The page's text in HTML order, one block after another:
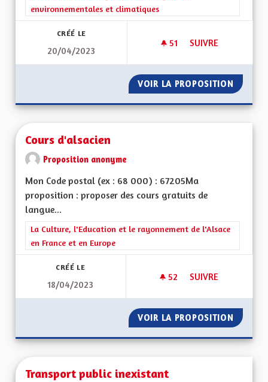
environnementales et climatiques
CRÉÉ LE
20/04/2023
51 51 ABONNÉS
SUIVRE
VOIR LA PROPOSITION
Cours d'alsacien
Proposition anonyme
Mon Code postal (ex : 68 000) : 67205Ma
proposition : proposer des cours gratuits de
langue...
Filtrer les résultats de la catégorie : La Culture, l'Education et
La Culture, l'Education et le rayonnement de l'Alsace
en France et en Europe
CRÉÉ LE
18/04/2023
52 52 ABONNÉS
SUIVRE
VOIR LA PROPOSITION
Transport public inexistant